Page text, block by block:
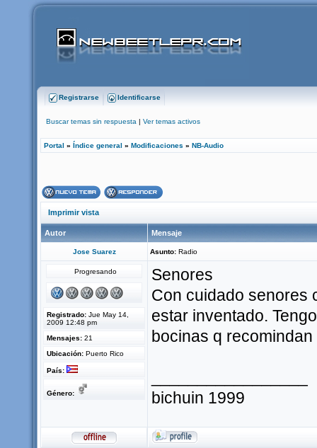
Registrarse Identificarse
Buscar temas sin respuesta | Ver temas activos
Portal » Índice general » Modificaciones » NB-Audio
Imprimir vista
Autor Mensaje
Jose Suarez Asunto: Radio
Progresando
Registrado: Jue May 14,
2009 12:48 pm
Mensajes: 21
Ubicación: Puerto Rico
País:
Género:
Senores
Con cuidado senores
estar inventado.
bocinas q
bichuin 1999